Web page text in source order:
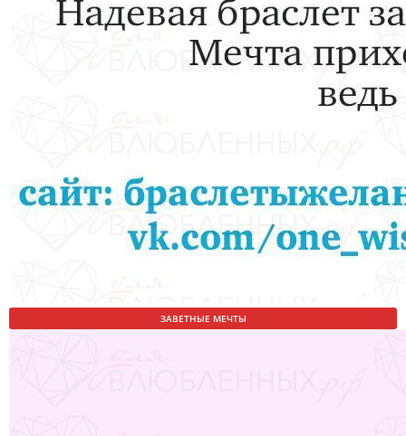
ЗАВЕТНЫЕ МЕЧТЫ